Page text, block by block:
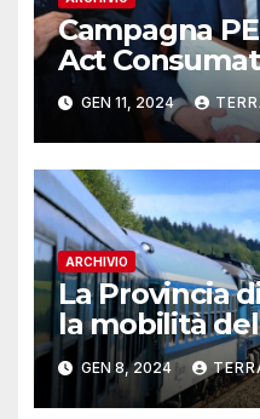
Campagna
Act
Governatore
GEN 11, 2024
ARCHIVIO
La Provincia
la mobilità
“Hydrogen
questionario
GEN 8, 2024